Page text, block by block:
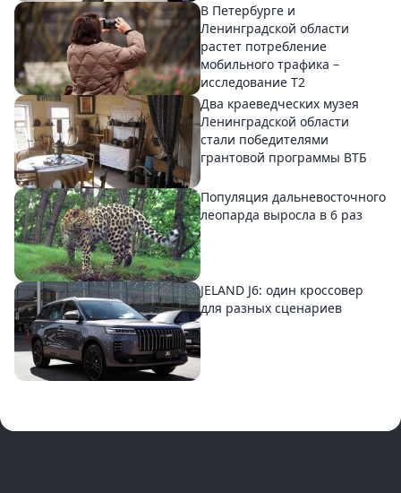
В Петербурге и
Ленинградской области
растет потребление
мобильного трафика –
исследование T2
Два краеведческих музея
Ленинградской области
стали победителями
грантовой программы ВТБ
Популяция дальневосточного
леопарда выросла в 6 раз
JELAND J6: один кроссовер
для разных сценариев